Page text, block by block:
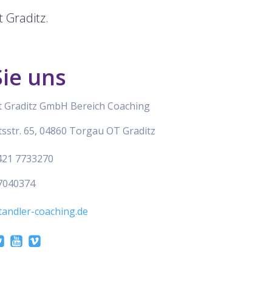
Graditz.
uns
Graditz GmbH Bereich Coaching
65, 04860 Torgau OT Graditz
7733270
coaching.de